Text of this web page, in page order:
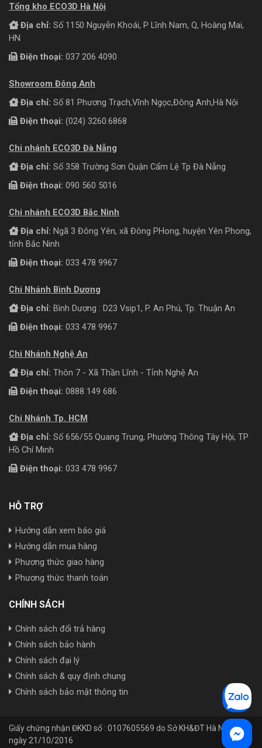
Tổng kho ECO3D Hà Nội
Địa chỉ: Số 1150 Nguyễn Khoái, P Lĩnh Nam, Q, Hoàng Mai,
HN
Điện thoại: 037 206 4090
Showroom Đông Anh
Địa chỉ: Số 81 Phương Trạch,Vĩnh Ngọc,Đông Anh,Hà Nội
Điện thoại: (024) 3260.6868
Chi nhánh ECO3D Đà Nẵng
Địa chỉ: Số 358 Trường Sơn Quận Cẩm Lệ Tp Đà Nẵng
Điện thoại: 090 560 5016
Chi nhánh ECO3D Bắc Ninh
Địa chỉ: Ngã 3 Đông Yên, xã Đông PHong, huyện Yên Phong,
tỉnh Bắc Ninh
Điện thoại: 033 478 9967
Chi Nhánh Bình Dương
Địa chỉ: Bình Dương : D23 Vsip1, P. An Phú, Tp. Thuận An
Điện thoại: 033 478 9967
Chi Nhánh Nghệ An
Địa chỉ: Thôn 7 - Xã Thần Lĩnh - Tỉnh Nghệ An
Điện thoại: 0888 149 686
Chi Nhánh Tp. HCM
Địa chỉ: Số 656/55 Quang Trung, Phường Thông Tây Hội, TP
Hồ Chí Minh
Điện thoại: 033 478 9967
HỖ TRỢ
Hướng dẫn xem báo giá
Hướng dẫn mua hàng
Phương thức giao hàng
Phương thức thanh toán
CHÍNH SÁCH
Chính sách đổi trả hàng
Chính sách bảo hành
Chính sách đại lý
Chính sách & quy định chung
Chính sách bảo mật thông tin
Giấy chứng nhận ĐKKD số : 0107605569 do Sở KH&ĐT Hà Nội cấp
ngày 21/10/2016